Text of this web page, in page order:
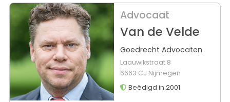
Advocaat
Van de Velde
Goedrecht Advocaten
Laauwikstraat 8
6663 CJ Nijmegen
Beëdigd in 2001